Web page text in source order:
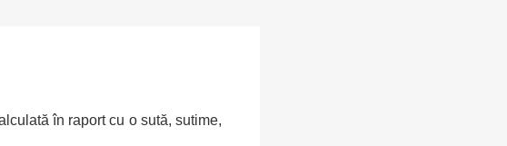
în raport cu o sută, sutime,